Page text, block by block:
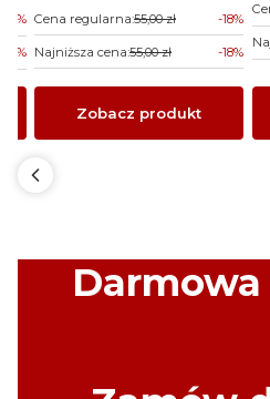
-13%
-13%
Cena regularna:55,00 zł -18%
Najniższa cena:55,00 zł -18%
Zobacz produkt
Darmowa